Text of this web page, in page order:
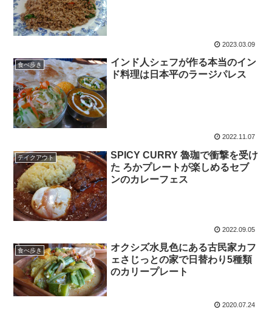
2023.03.09
食べ歩き
インド人シェフが作る本当のイン
ド料理は日本平のラージパレス
2022.11.07
テイクアウト
SPICY CURRY 魯珈で衝撃を受け
た ろかプレートが楽しめるセブ
ンのカレーフェス
2022.09.05
食べ歩き
オクシズ水見色にある古民家カフ
ェさじっとの家で日替わり5種類
のカリープレート
2020.07.24